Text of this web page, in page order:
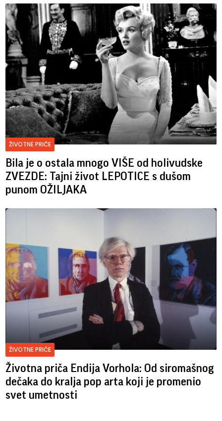
ŽIVOTNE PRIČE
Bila je o ostala mnogo VIŠE od holivudske
ZVEZDE: Tajni život LEPOTICE s dušom
punom OŽILJAKA
ŽIVOTNE PRIČE
Životna priča Endija Vorhola: Od siromašnog
dečaka do kralja pop arta koji je promenio
svet umetnosti